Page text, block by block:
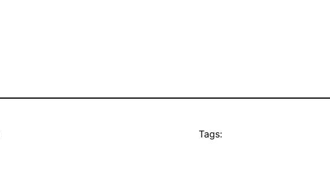
Tags: